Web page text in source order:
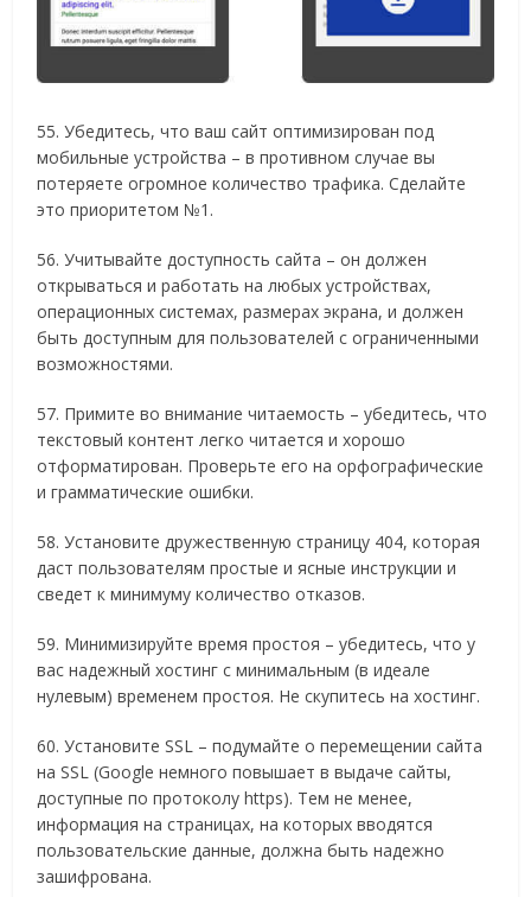
55. Убедитесь, что ваш сайт оптимизирован под
мобильные устройства – в противном случае вы
потеряете огромное количество трафика. Сделайте
это приоритетом №1.
56. Учитывайте доступность сайта – он должен
открываться и работать на любых устройствах,
операционных системах, размерах экрана, и должен
быть доступным для пользователей с ограниченными
возможностями.
57. Примите во внимание читаемость – убедитесь, что
текстовый контент легко читается и хорошо
отформатирован. Проверьте его на орфографические
и грамматические ошибки.
58. Установите дружественную страницу 404, которая
даст пользователям простые и ясные инструкции и
сведет к минимуму количество отказов.
59. Минимизируйте время простоя – убедитесь, что у
вас надежный хостинг с минимальным (в идеале
нулевым) временем простоя. Не скупитесь на хостинг.
60. Установите SSL – подумайте о перемещении сайта
на SSL (Google немного повышает в выдаче сайты,
доступные по протоколу https). Тем не менее,
информация на страницах, на которых вводятся
пользовательские данные, должна быть надежно
зашифрована.